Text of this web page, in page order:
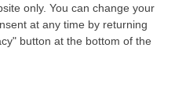
only. You can change your
at any time by returning
button at the bottom of the
tra i dati
i sindacati – si è
di chiedere